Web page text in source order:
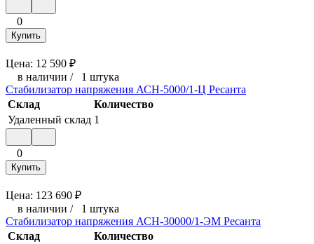
0
Купить
Цена: 12 590 ₽
в наличии / 1 штука
Стабилизатор напряжения АСН-5000/1-Ц Ресанта
Склад
Количество
Удаленный склад 1
0
Купить
Цена: 123 690 ₽
в наличии / 1 штука
Стабилизатор напряжения АСН-30000/1-ЭМ Ресанта
Склад
Количество